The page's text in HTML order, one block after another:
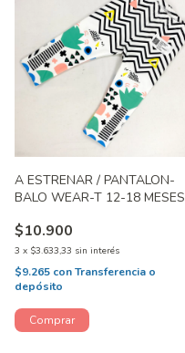
A ESTRENAR / PANTALON-
BALO WEAR-T 12-18 MESES
$10.900
3 x $3.633,33 sin interés
$9.265 conTransferencia o
depósito